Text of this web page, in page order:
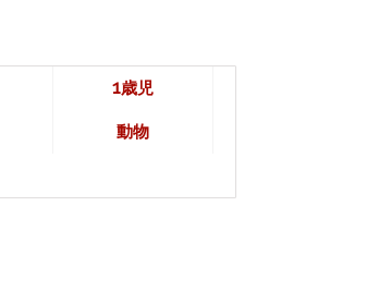
1歳児
動物